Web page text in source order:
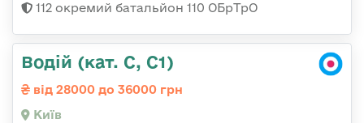
112 окремий батальйон 110 ОБрТрО
Водій (кат. С, С1)
від 28000 до 36000 грн
Київ